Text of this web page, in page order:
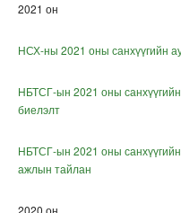
2021 он
НСХ-ны 2021 оны санхүүгийн
НБТСГ-ын 2021 оны
биелэлт
НБТСГ-ын 2021 оны
ажлын тайлан
2020 он